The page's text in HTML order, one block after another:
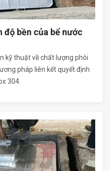
độ bền của bể nước
kỹ thuật về chất lượng phôi
pháp liên kết quyết định
304.